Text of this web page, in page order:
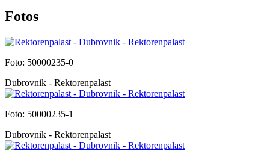
Fotos
Foto: 50000235-0
Dubrovnik - Rektorenpalast
Foto: 50000235-1
Dubrovnik - Rektorenpalast